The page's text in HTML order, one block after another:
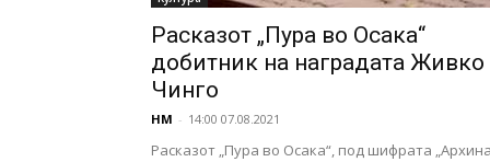
Расказот „Пура во Осака“
добитник на наградата Живко
Чинго
НМ - 14:00 07.08.2021
Расказот „Пура во Осака“, под шифрата